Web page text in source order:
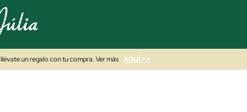
un regalo con tu compra. Ver más AQUÍ >>